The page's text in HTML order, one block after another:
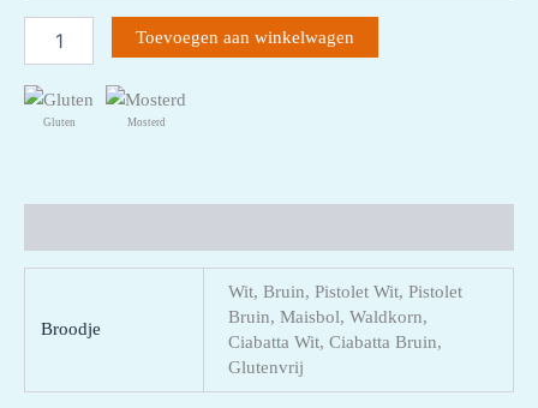
aantal
Toevoegen aan winkelwagen
Gluten Mosterd
Broodje
Wit, Bruin, Pistolet Wit, Pistolet
Bruin, Maisbol, Waldkorn,
Ciabatta Wit, Ciabatta Bruin,
Glutenvrij